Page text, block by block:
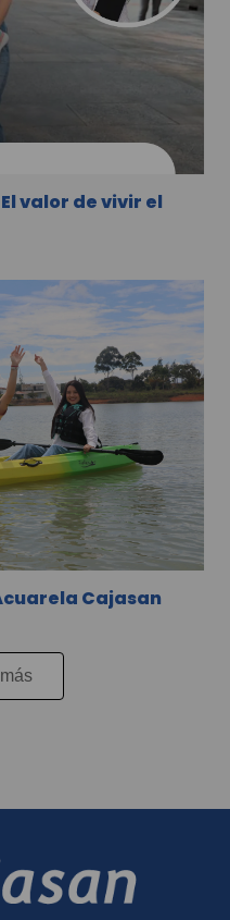
valor de vivir el
Cajasan